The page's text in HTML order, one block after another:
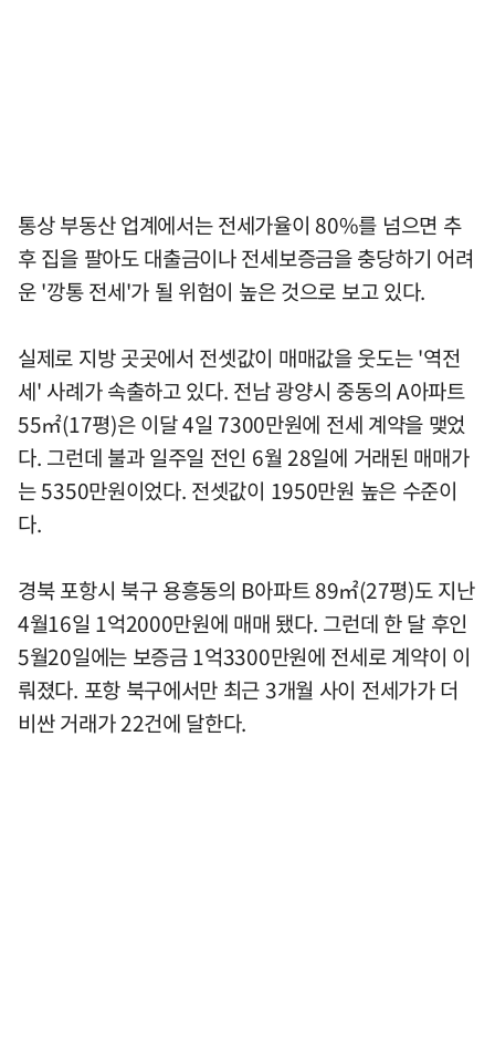
통상 부동산 업계에서는 전세가율이 80%를 넘으면 추
후 집을 팔아도 대출금이나 전세보증금을 충당하기 어려
운 '깡통 전세'가 될 위험이 높은 것으로 보고 있다.
실제로 지방 곳곳에서 전셋값이 매매값을 웃도는 '역전
세' 사례가 속출하고 있다. 전남 광양시 중동의 A아파트
55㎡(17평)은 이달 4일 7300만원에 전세 계약을 맺었
다. 그런데 불과 일주일 전인 6월 28일에 거래된 매매가
는 5350만원이었다. 전셋값이 1950만원 높은 수준이
다.
경북 포항시 북구 용흥동의 B아파트 89㎡(27평)도 지난
4월16일 1억2000만원에 매매 됐다. 그런데 한 달 후인
5월20일에는 보증금 1억3300만원에 전세로 계약이 이
뤄졌다. 포항 북구에서만 최근 3개월 사이 전세가가 더
비싼 거래가 22건에 달한다.